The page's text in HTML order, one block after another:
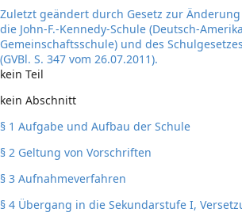
Zuletzt geändert durch Gesetz zur
die John-F.-Kennedy-Schule (Deutsch-
Gemeinschaftsschule) und des
(GVBl. S. 347 vom 26.07.2011).
kein Teil
kein Abschnitt
§ 1 Aufgabe und Aufbau der Schule
§ 2 Geltung von Vorschriften
§ 3 Aufnahmeverfahren
§ 4 Übergang in die Sekundarstufe I,